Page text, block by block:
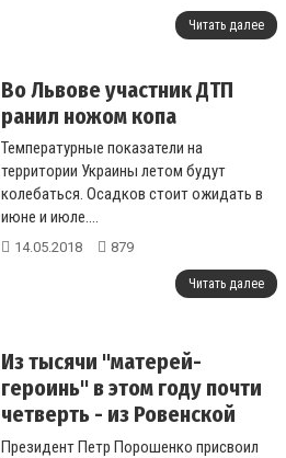
Читать далее
Во Львове участник ДТП
ранил ножом копа
Температурные показатели на
территории Украины летом будут
колебаться. Осадков стоит ожидать в
июне и июле....
14.05.2018 879
Читать далее
Из тысячи "матерей-
героинь" в этом году почти
четверть - из Ровенской
области
Президент Петр Порошенко присвоил